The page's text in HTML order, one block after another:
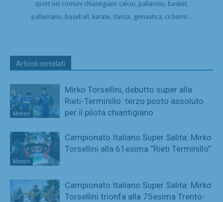
sport nei comuni chiantigiani: calcio, pallavolo, basket,
pallamano, baseball, karate, danza, ginnastica, ciclismo...
Articoli correlati
Motori
Mirko Torsellini, debutto super alla
Rieti-Terminillo: terzo posto assoluto
per il pilota chiantigiano
Motori
Campionato Italiano Super Salita: Mirko
Torsellini alla 61esima “Rieti Terminillo”
Campionato Italiano Super Salita: Mirko
Torsellini trionfa alla 75esima Trento-